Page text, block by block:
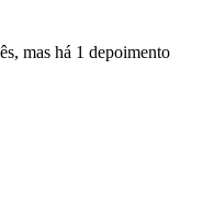
mas há 1 depoimento